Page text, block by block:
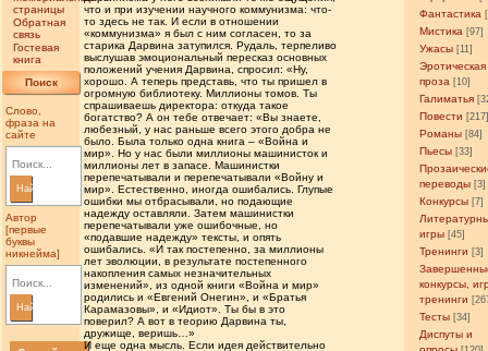
страницы
Обратная
связь
Гостевая
книга
Поиск
Слово,
фраза на
сайте
Найти
Автор
[первые
буквы
никнейма]
Найти
Фантастика
Мистика [97]
Ужасы [11]
Эротическая
проза [10]
Галиматья
Повести
Романы [84]
Пьесы [33]
переводы [3]
Конкурсы [7]
игры [45]
Тренинги [3]
конкурсы,
тренинги
Тесты [34]
Диспуты и
что и при изучении научного коммунизма: что-
то здесь не так. И если в отношении
«коммунизма» я был с ним согласен, то за
старика Дарвина затупился. Рудаль, терпеливо
выслушав эмоциональный пересказ основных
положений учения Дарвина, спросил: «Ну,
хорошо. А теперь представь, что ты пришел в
огромную библиотеку. Миллионы томов. Ты
спрашиваешь директора: откуда такое
богатство? А он тебе отвечает: «Вы знаете,
любезный, у нас раньше всего этого добра не
было. Была только одна книга – «Война и
мир». Но у нас были миллионы машинисток и
миллионы лет в запасе. Машинистки
перепечатывали и перепечатывали «Войну и
мир». Естественно, иногда ошибались. Глупые
ошибки мы отбрасывали, но подающие
надежду оставляли. Затем машинистки
перепечатывали уже ошибочные, но
«подавшие надежду» тексты, и опять
ошибались. «И так постепенно, за миллионы
лет эволюции, в результате постепенного
накопления самых незначительных
изменений», из одной книги «Война и мир»
родились и «Евгений Онегин», и «Братья
Карамазовы», и «Идиот». Ты бы в это
поверил? А вот в теорию Дарвина ты,
дружище, веришь…»
И еще одна мысль. Если идея действительно